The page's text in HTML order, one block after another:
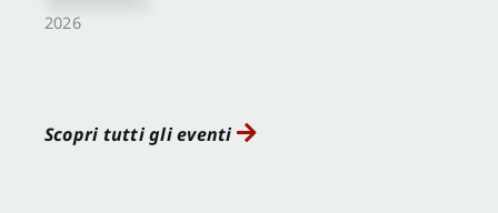
2026
Scopri tutti gli eventi